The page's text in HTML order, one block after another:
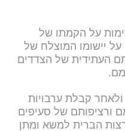
על הקמתו של
על יישומו המוצלח של
העתידית של הצדדים
קבלת ערבויות
ורציפותם של סעיפים
וארצות הברית למשא ומתן